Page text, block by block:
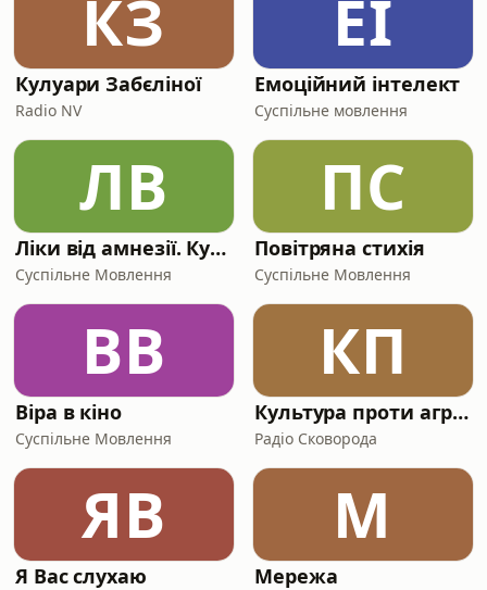
КЗ
Кулуари Забєліної
Radio NV
ЕІ
Емоційний інтелект
Суспільне мовлення
ЛВ
Ліки від амнезії. Культура безсмертя: памʼять у часі війни
Суспільне Мовлення
ПС
Повітряна стихія
Суспільне Мовлення
ВВ
Віра в кіно
Суспільне Мовлення
КП
Культура проти агресії
Радіо Сковорода
ЯВ
Я Вас слухаю
М
Мережа